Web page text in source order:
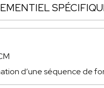
d’une séquence de